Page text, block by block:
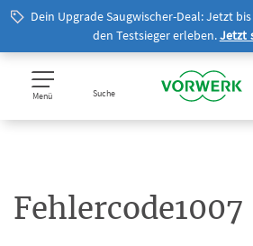
Dein Upgrade Saugwischer-Deal: Jetzt
den Testsieger erleben.Jetzt
Menü Suche
Fehlercode1007